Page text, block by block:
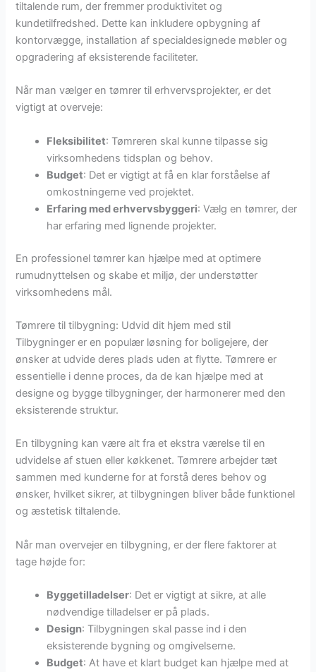
tiltalende rum, der fremmer produktivitet og
kundetilfredshed. Dette kan inkludere opbygning af
kontorvægge, installation af specialdesignede møbler og
opgradering af eksisterende faciliteter.
Når man vælger en tømrer til erhvervsprojekter, er det
vigtigt at overveje:
Fleksibilitet: Tømreren skal kunne tilpasse sig
virksomhedens tidsplan og behov.
Budget: Det er vigtigt at få en klar forståelse af
omkostningerne ved projektet.
Erfaring med erhvervsbyggeri: Vælg en tømrer, der
har erfaring med lignende projekter.
En professionel tømrer kan hjælpe med at optimere
rumudnyttelsen og skabe et miljø, der understøtter
virksomhedens mål.
Tømrere til tilbygning: Udvid dit hjem med stil
Tilbygninger er en populær løsning for boligejere, der
ønsker at udvide deres plads uden at flytte. Tømrere er
essentielle i denne proces, da de kan hjælpe med at
designe og bygge tilbygninger, der harmonerer med den
eksisterende struktur.
En tilbygning kan være alt fra et ekstra værelse til en
udvidelse af stuen eller køkkenet. Tømrere arbejder tæt
sammen med kunderne for at forstå deres behov og
ønsker, hvilket sikrer, at tilbygningen bliver både funktionel
og æstetisk tiltalende.
Når man overvejer en tilbygning, er der flere faktorer at
tage højde for:
Byggetilladelser: Det er vigtigt at sikre, at alle
nødvendige tilladelser er på plads.
Design: Tilbygningen skal passe ind i den
eksisterende bygning og omgivelserne.
Budget: At have et klart budget kan hjælpe med at